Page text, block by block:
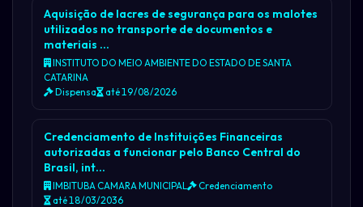
Aquisição de lacres de segurança para os malotes
utilizados no transporte de documentos e
materiais …
INSTITUTO DO MEIO AMBIENTE DO ESTADO DE SANTA
CATARINA
Dispensa
até 19/08/2026
Credenciamento de Instituições Financeiras
autorizadas a funcionar pelo Banco Central do
Brasil, int…
IMBITUBA CAMARA MUNICIPAL
Credenciamento
até 18/03/2036